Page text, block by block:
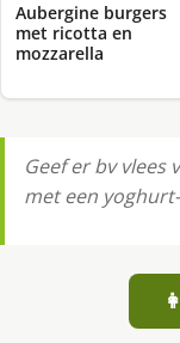
Aubergine burgers
met ricotta en
mozzarella
Geef er bv vlees
met een